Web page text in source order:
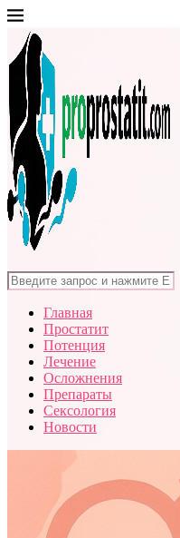
Главная
Простатит
Потенция
Лечение
Осложнения
Препараты
Сексология
Новости